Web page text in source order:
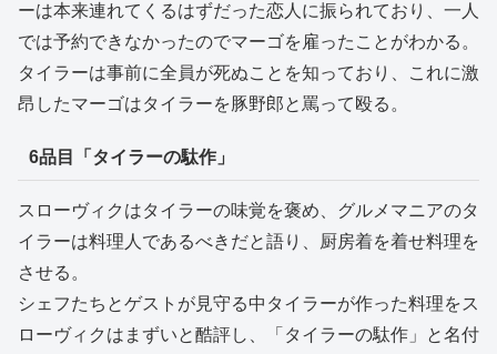
ーは本来連れてくるはずだった恋人に振られており、一人
では予約できなかったのでマーゴを雇ったことがわかる。
タイラーは事前に全員が死ぬことを知っており、これに激
昂したマーゴはタイラーを豚野郎と罵って殴る。
6品目「タイラーの駄作」
スローヴィクはタイラーの味覚を褒め、グルメマニアのタ
イラーは料理人であるべきだと語り、厨房着を着せ料理を
させる。
シェフたちとゲストが見守る中タイラーが作った料理をス
ローヴィクはまずいと酷評し、「タイラーの駄作」と名付